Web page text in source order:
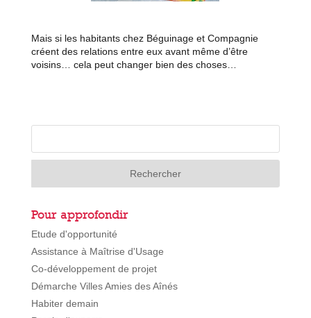
Mais si les habitants chez Béguinage et Compagnie
créent des relations entre eux avant même d’être
voisins… cela peut changer bien des choses…
Pour approfondir
Etude d'opportunité
Assistance à Maîtrise d'Usage
Co-développement de projet
Démarche Villes Amies des Aînés
Habiter demain